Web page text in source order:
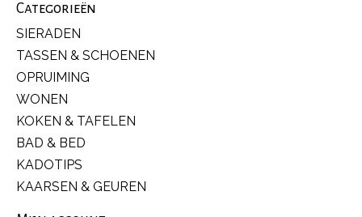
Categorieën
SIERADEN
TASSEN & SCHOENEN
OPRUIMING
WONEN
KOKEN & TAFELEN
BAD & BED
KADOTIPS
KAARSEN & GEUREN